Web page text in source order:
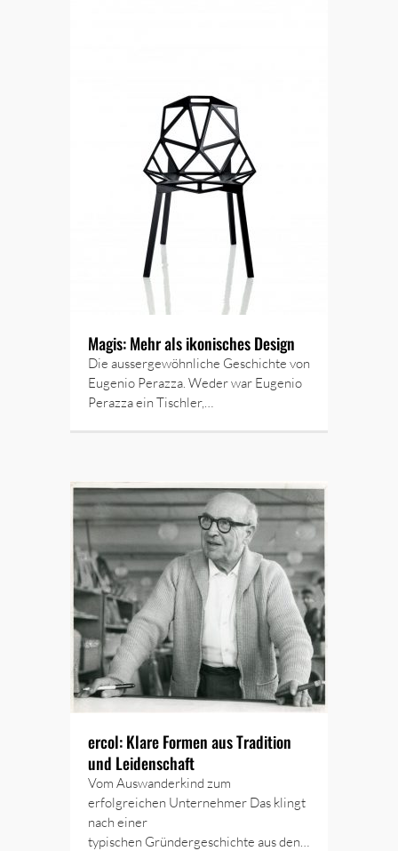
Magis: Mehr als ikonisches Design
Die aussergewöhnliche Geschichte von
Eugenio Perazza. Weder war Eugenio
Perazza ein Tischler,…
ercol: Klare Formen aus Tradition
und Leidenschaft
Vom Auswanderkind zum
erfolgreichen Unternehmer Das klingt
nach einer
typischen Gründergeschichte aus den…